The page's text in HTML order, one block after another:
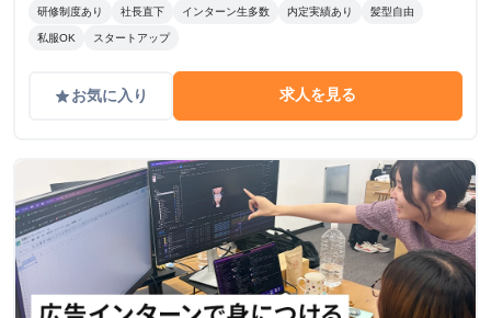
研修制度あり 社長直下 インターン生多数 内定実績あり 髪型自由
私服OK スタートアップ
gradeお気に入り 求人を見る